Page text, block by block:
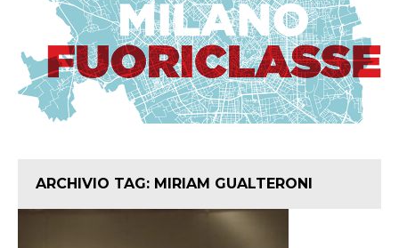
ARCHIVIO TAG: MIRIAM GUALTERONI